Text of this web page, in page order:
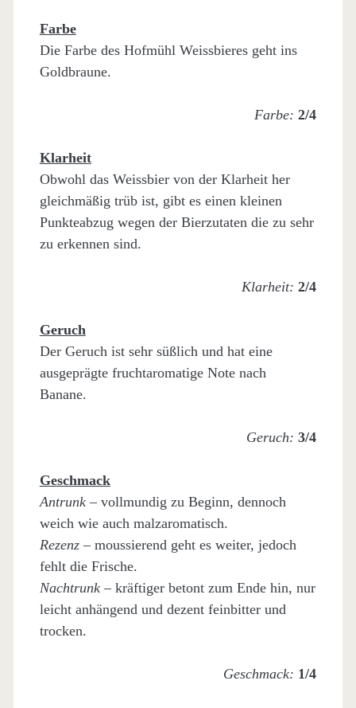
Farbe
Die Farbe des Hofmühl Weissbieres geht ins
Goldbraune.
Farbe:2/4
Klarheit
Obwohl das Weissbier von der Klarheit her
gleichmäßig trüb ist, gibt es einen kleinen
Punkteabzug wegen der Bierzutaten die zu sehr
zu erkennen sind.
Klarheit:2/4
Geruch
Der Geruch ist sehr süßlich und hat eine
ausgeprägte fruchtaromatige Note nach
Banane.
Geruch:3/4
Geschmack
Antrunk– vollmundig zu Beginn, dennoch
weich wie auch malzaromatisch.
Rezenz– moussierend geht es weiter, jedoch
fehlt die Frische.
Nachtrunk– kräftiger betont zum Ende hin, nur
leicht anhängend und dezent feinbitter und
trocken.
Geschmack: 1/4